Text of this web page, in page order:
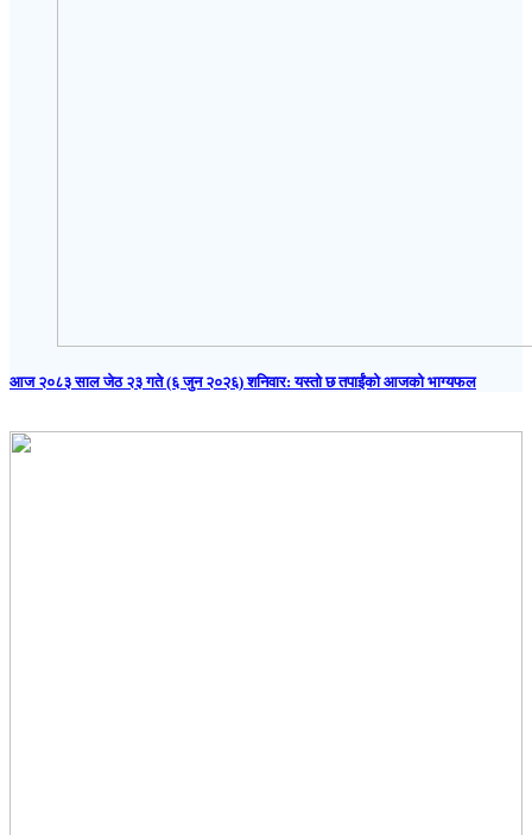
आज २०८३ साल जेठ २३ गते (६ जुन २०२६) शनिवार: यस्तो छ तपाईंको आजको भाग्यफल